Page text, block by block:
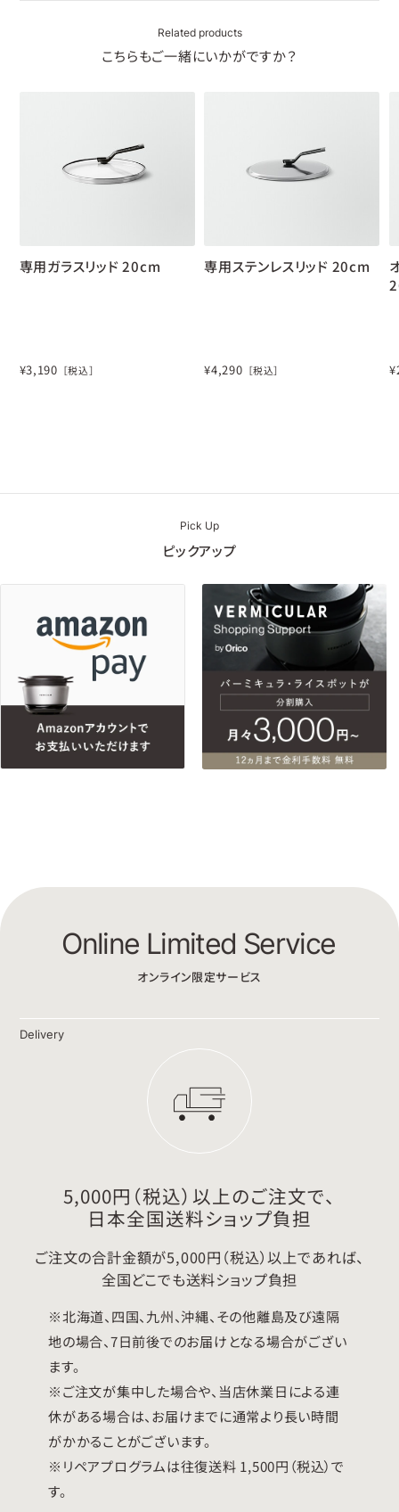
Related products
こちらもご一緒にいかがですか？
専用ガラスリッド 20cm
¥3,190 ［税込］
専用ステンレスリッド 20cm
¥4,290 ［税込］ ¥
Pick Up
ピックアップ
Online Limited Service
オンライン限定サービス
Delivery
5,000円（税込）以上のご注文で、
日本全国送料ショップ負担
ご注文の合計金額が5,000円（税込）以上であれば、
全国どこでも送料ショップ負担
※北海道、四国、九州、沖縄、その他離島及び遠隔
地の場合、7日前後でのお届けとなる場合がござい
ます。
※ご注文が集中した場合や、当店休業日による連
休がある場合は、お届けまでに通常より長い時間
がかかることがございます。
※リペアプログラムは往復送料 1,500円（税込）で
す。